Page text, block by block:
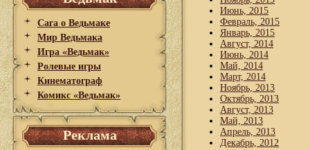
Сага о Ведьмаке
Мир Ведьмака
Игра «Ведьмак»
Ролевые игры
Кинематограф
Комикс «Ведьмак»
Реклама
Июнь, 2015
Февраль, 2015
Январь, 2015
Август, 2014
Июнь, 2014
Май, 2014
Март, 2014
Ноябрь, 2013
Октябрь, 2013
Август, 2013
Май, 2013
Апрель, 2013
Декабрь, 2012